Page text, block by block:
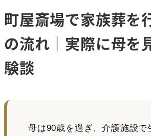
町屋斎場で家族葬を
の流れ｜実際に母を
験談
母は90歳を過ぎ、介護施設で